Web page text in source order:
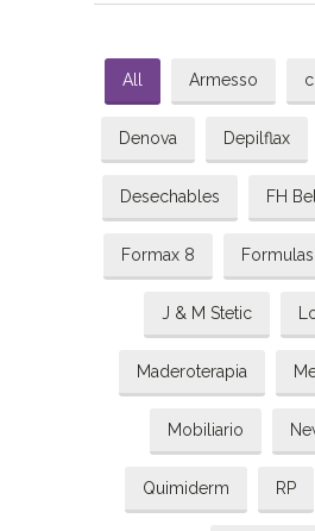
All Armesso
Denova Depilflax
Desechables FH
Formax 8
J & M Stetic
Maderoterapia
Mobiliario
Quimiderm RP